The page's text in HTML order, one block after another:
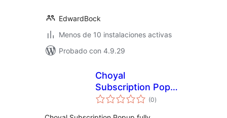
EdwardBock
Menos de 10 instalaciones activas
Probado con 4.9.29
Choyal
Subscription Popup
– MailChimp (0total
de
)